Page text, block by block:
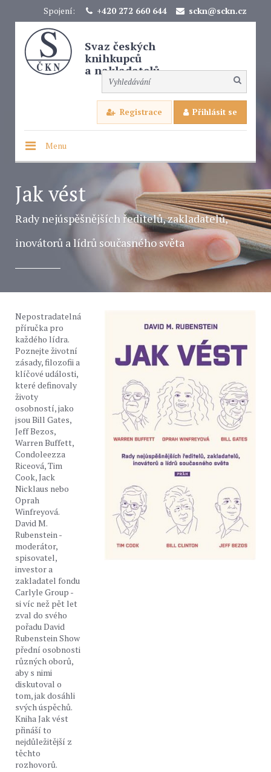
Spojení: +420 272 660 644 sckn@sckn.cz
Svaz českých
knihkupců
a nakladatelů
Registrace Přihlásit se
Menu
Jak vést
Rady nejúspěšnějších ředitelů, zakladatelů,
inovátorů a lídrů současného světa
Nepostradatelná
příručka pro
každého lídra.
Poznejte životní
zásady, filozofii a
klíčové události,
které definovaly
životy
osobností, jako
jsou Bill Gates,
Jeff Bezos,
Warren Buffett,
Condoleezza
Riceová, Tim
Cook, Jack
Nicklaus nebo
Oprah
Winfreyová.
David M.
Rubenstein -
moderátor,
spisovatel,
investor a
zakladatel fondu
Carlyle Group -
si víc než pět let
zval do svého
pořadu David
Rubenstein Show
přední osobnosti
různých oborů,
aby s nimi
diskutoval o
tom, jak dosáhli
svých úspěchů.
Kniha Jak vést
přináší to
nejdůležitější z
těchto
rozhovorů.